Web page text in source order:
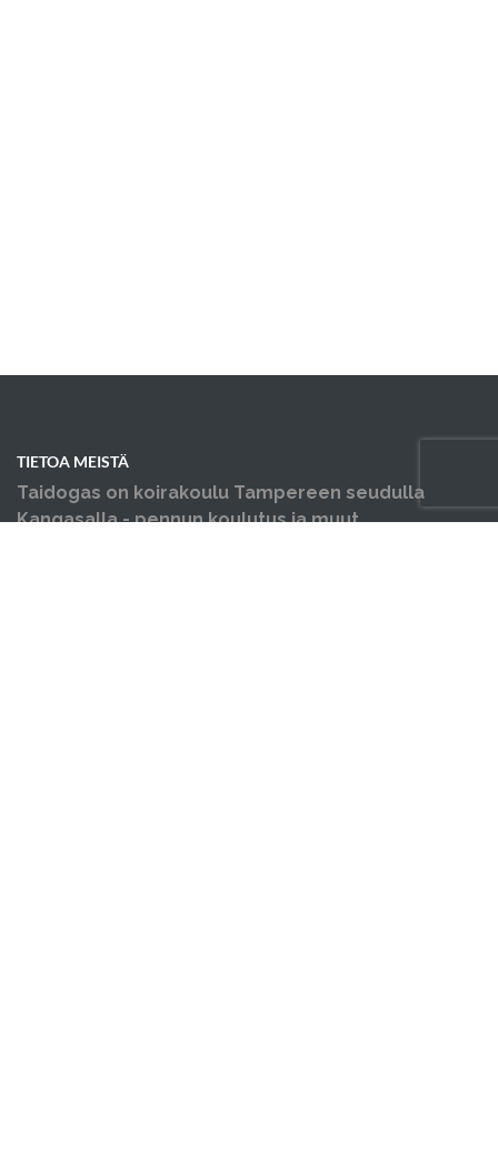
TIETOA MEISTÄ
Taidogas on koirakoulu Tampereen seudulla
Kangasalla - pennun koulutus ja muut